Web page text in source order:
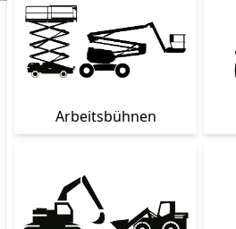
Arbeitsbühnen